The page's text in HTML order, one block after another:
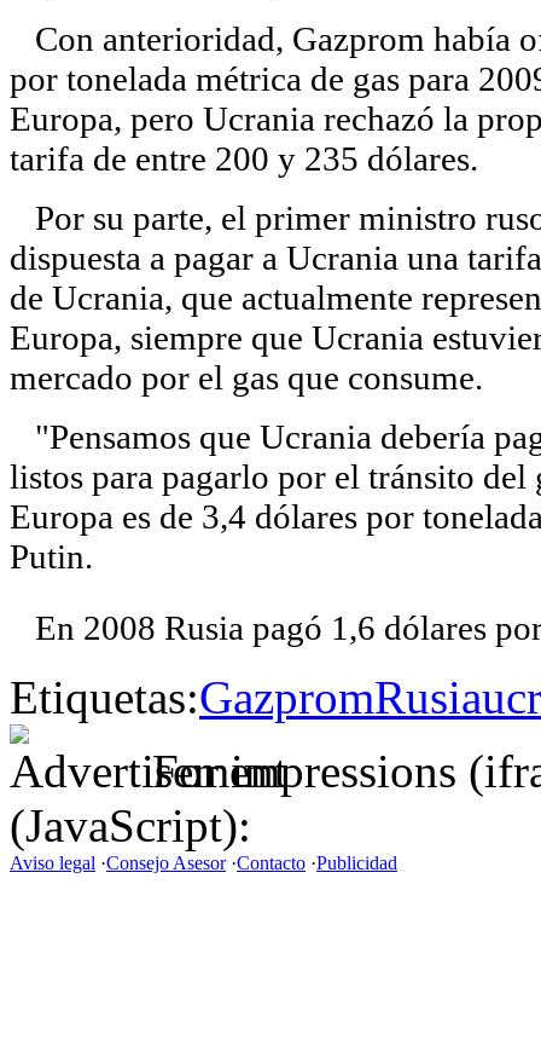
Con anterioridad, Gazprom había
por tonelada métrica de gas para
Europa, pero Ucrania rechazó la
tarifa de entre 200 y 235 dólares.
Por su parte, el primer ministro
dispuesta a pagar a Ucrania una
de Ucrania, que actualmente
Europa, siempre que Ucrania
mercado por el gas que consume.
"Pensamos que Ucrania debería
listos para pagarlo por el tránsito
Europa es de 3,4 dólares por
Putin.
En 2008 Rusia pagó 1,6 dólares
Etiquetas:GazpromRusia
For impressions
(JavaScript):
Aviso legal ·Consejo Asesor·Contacto ·Publicidad